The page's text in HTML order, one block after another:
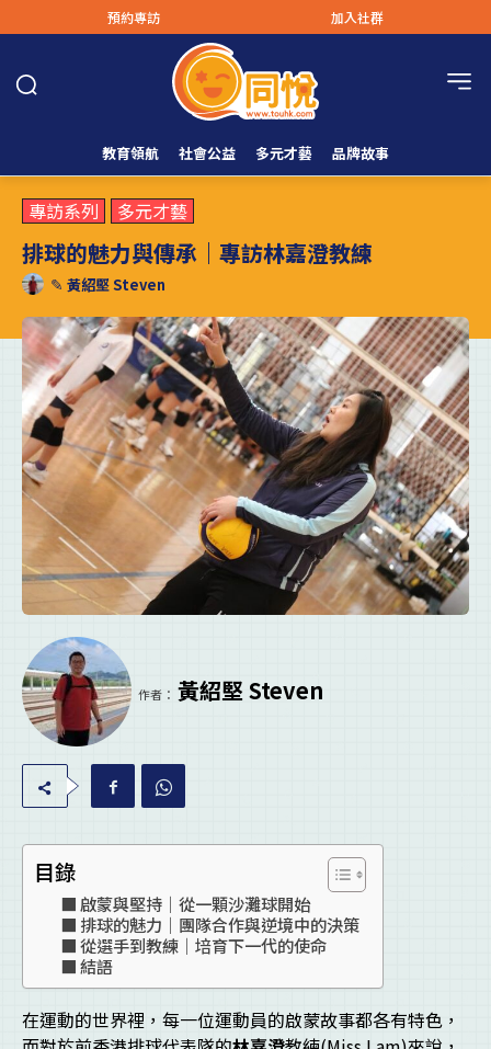
預約專訪 加入社群
教育領航 社會公益 多元才藝 品牌故事
專訪系列 多元才藝
排球的魅力與傳承｜專訪林嘉澄教練
✎ 黃紹堅 Steven
作者： 黃紹堅 Steven
目錄
啟蒙與堅持｜從一顆沙灘球開始
排球的魅力｜團隊合作與逆境中的決策
從選手到教練｜培育下一代的使命
結語
在運動的世界裡，每一位運動員的啟蒙故事都各有特色，